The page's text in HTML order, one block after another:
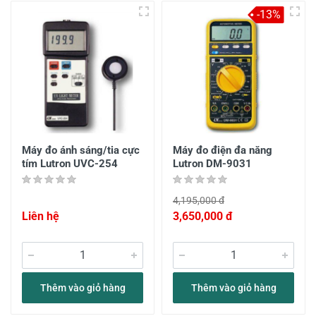
Máy đo ánh sáng/tia cực
tím Lutron UVC-254
Liên hệ
Thêm vào giỏ hàng
Máy đo điện đa năng
Lutron DM-9031
4,195,000 đ
3,650,000 đ
Thêm vào giỏ hàng
-13%